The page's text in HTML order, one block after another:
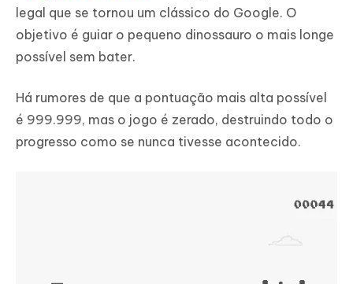
legal que se tornou um clássico do Google. O
objetivo é guiar o pequeno dinossauro o mais longe
possível sem bater.
Há rumores de que a pontuação mais alta possível
é 999.999, mas o jogo é zerado, destruindo todo o
progresso como se nunca tivesse acontecido.